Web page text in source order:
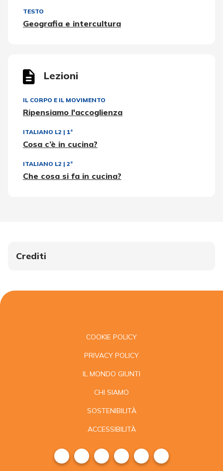
TESTO
Geografia e intercultura
Lezioni
IL CORPO E IL MOVIMENTO
Ripensiamo l'accoglienza
ITALIANO L2 | 1ª
Cosa c’è in cucina?
ITALIANO L2 | 2ª
Che cosa si fa in cucina?
Crediti
COOKIE POLICY
PRIVACY POLICY
IL MONDO GIUNTI
CHI SIAMO
SOSTENIBILITÀ
ACCESSIBILITÀ